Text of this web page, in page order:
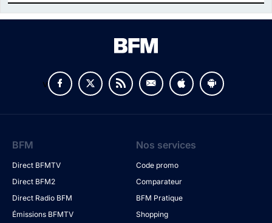
v
BFM
Direct BFMTV
Direct BFM2
Direct Radio BFM
Émissions BFMTV
Nos services
Code promo
Comparateur
BFM Pratique
Shopping